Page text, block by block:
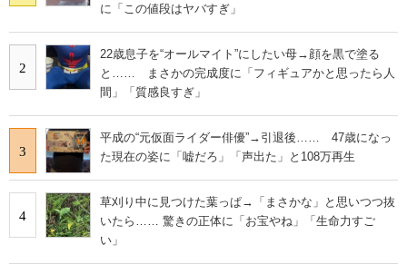
に「この値段はヤバすぎ」
2
22歳息子を“オールマイト”にしたい母→顔を黒で塗る
と…… まさかの完成度に「フィギュアかと思ったら人
間」「質感良すぎ」
3
平成の“元仮面ライダー俳優”→引退後…… 47歳になっ
た現在の姿に「嘘だろ」「声出た」と108万再生
4
草刈り中に見つけた葉っぱ→「まさかな」と思いつつ抜
いたら…… 驚きの正体に「お宝やね」「生命力すご
い」